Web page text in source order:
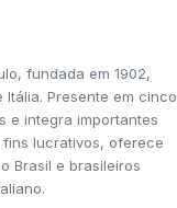
fundada em 1902,
Presente em cinco
e integra importantes
lucrativos, oferece
Brasil e brasileiros